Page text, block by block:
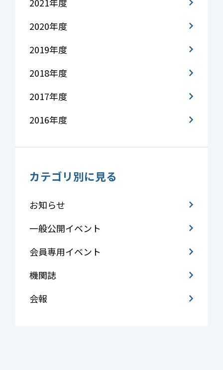
2020年度
2019年度
2018年度
2017年度
2016年度
カテゴリ別に見る
お知らせ
一般公開イベント
会員専用イベント
機関誌
会報